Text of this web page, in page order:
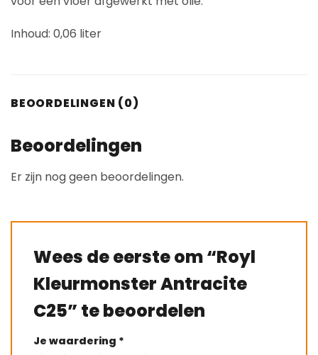
Inhoud: 0,06 liter
BEOORDELINGEN (0)
Beoordelingen
Er zijn nog geen beoordelingen.
Wees de eerste om “Royl
Kleurmonster Antracite
C25” te beoordelen
Je waardering *